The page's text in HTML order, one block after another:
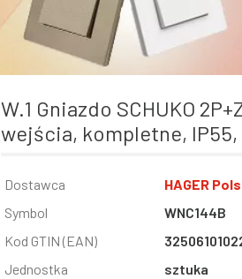
W.1 Gniazdo SCHUKO 2P+Z 2-kr poziome 4
wejścia, kompletne, IP55,
Informacja
Wartość
Dostawca HAGER
Symbol
WNC144B
Kod GTIN (EAN)
Jednostka
sztuka